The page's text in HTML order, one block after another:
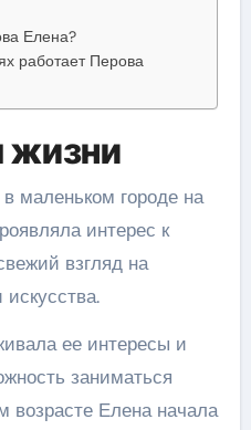
Елена?
работает Перова
жизни
маленьком городе на
интерес к
взгляд на
ее интересы и
заниматься
возрасте Елена начала